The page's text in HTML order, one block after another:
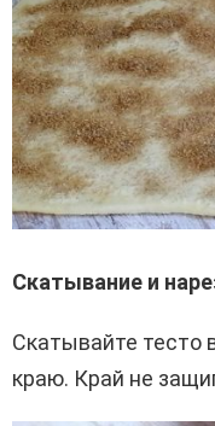
Скатывание и
Скатывайте тесто
краю. Край не